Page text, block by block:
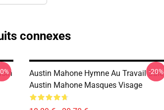
connexes
Austin Mahone Hymne Au Travail Sale
Austin Mahone Masques Visage
-20%